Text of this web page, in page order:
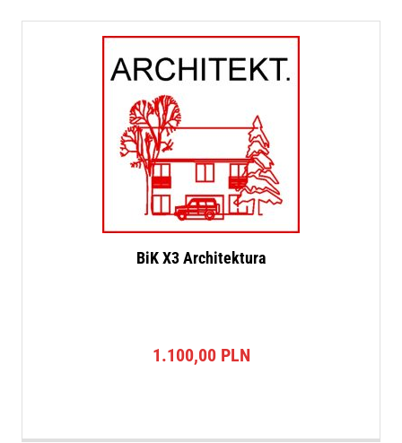
BiK X3 Architektura
1.100,00 PLN